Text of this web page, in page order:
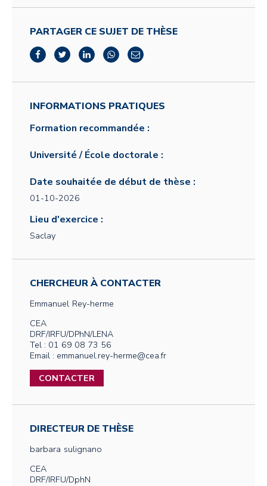
PARTAGER CE SUJET DE THÈSE
INFORMATIONS PRATIQUES
Formation recommandée :
Université / École doctorale :
Date souhaitée de début de thèse :
01-10-2026
Lieu d'exercice :
Saclay
CHERCHEUR À CONTACTER
Emmanuel Rey-herme
CEA
DRF/IRFU/DPhN/LENA
Tel : 01 69 08 73 56
Email : emmanuel.rey-herme@cea.fr
CONTACTER
DIRECTEUR DE THÈSE
barbara sulignano
CEA
DRF/IRFU/DphN